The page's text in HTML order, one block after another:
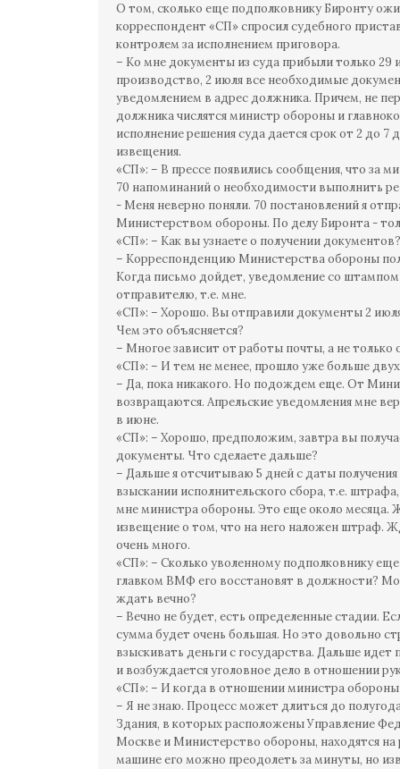
О том, сколько еще подполковнику Биронту
корреспондент «СП» спросил судебного
контролем за исполнением приговора.
– Ко мне документы из суда прибыли только 29
производство, 2 июля все необходимые
уведомлением в адрес должника. Причем, не
должника числятся министр обороны и
исполнение решения суда дается срок от 2 до
извещения.
«СП»: – В прессе появились сообщения, что за
70 напоминаний о необходимости выполнить
- Меня неверно поняли. 70 постановлений я
Министерством обороны. По делу Биронта -
«СП»: – Как вы узнаете о получении документов?
– Корреспонденцию Министерства обороны
Когда письмо дойдет, уведомление со штампом
отправителю, т.е. мне.
«СП»: – Хорошо. Вы отправили документы 2
Чем это объясняется?
– Многое зависит от работы почты, а не
«СП»: – И тем не менее, прошло уже больше
– Да, пока никакого. Но подождем еще. От
возвращаются. Апрельские уведомления мне
в июне.
«СП»: – Хорошо, предположим, завтра вы
документы. Что сделаете дальше?
– Дальше я отсчитываю 5 дней с даты
взыскании исполнительского сбора, т.е.
мне министра обороны. Это еще около месяца.
извещение о том, что на него наложен штраф.
очень много.
«СП»: – Сколько уволенному подполковнику
главком ВМФ его восстановят в должности?
ждать вечно?
– Вечно не будет, есть определенные стадии.
сумма будет очень большая. Но это довольно
взыскивать деньги с государства. Дальше
и возбуждается уголовное дело в отношении
«СП»: – И когда в отношении министра
– Я не знаю. Процесс может длиться до
Здания, в которых расположены Управление
Москве и Министерство обороны, находятся
машине его можно преодолеть за минуты, но